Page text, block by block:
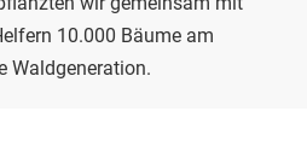
10.000 Bäume am
Waldgeneration.